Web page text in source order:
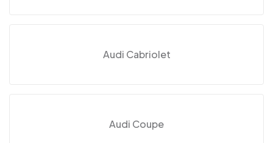
Audi Cabriolet
Audi Coupe